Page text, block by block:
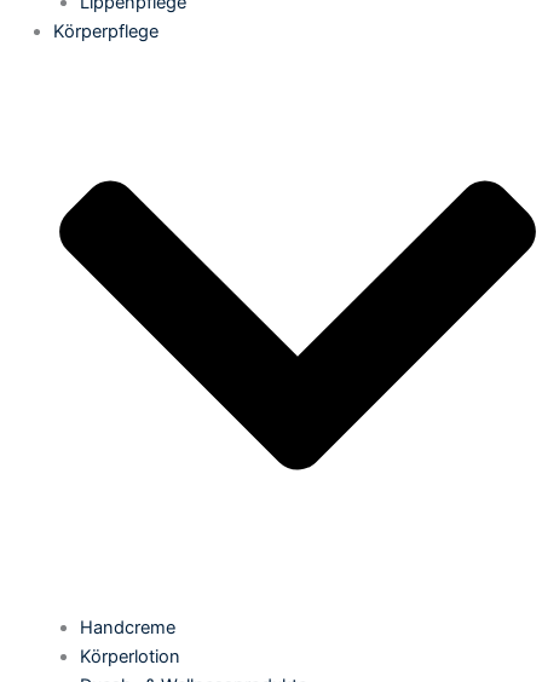
Körperpflege
Handcreme
Körperlotion